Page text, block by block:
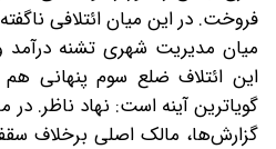
فروخت. در این میان ائتلافی
میان مدیریت شهری تشنه درآمد
این ائتلاف ضلع سوم پنهانی هم
گویاترین آینه است: نهاد ناظر. در